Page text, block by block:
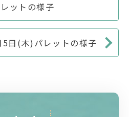
ットの様子
5日(木)パレットの様子